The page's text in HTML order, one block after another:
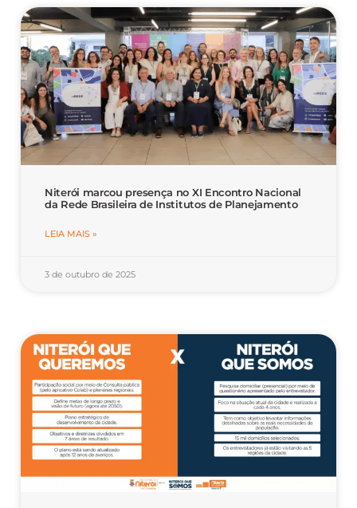
Niterói marcou presença no XI Encontro Nacional
da Rede Brasileira de Institutos de Planejamento
LEIA MAIS »
3 de outubro de 2025